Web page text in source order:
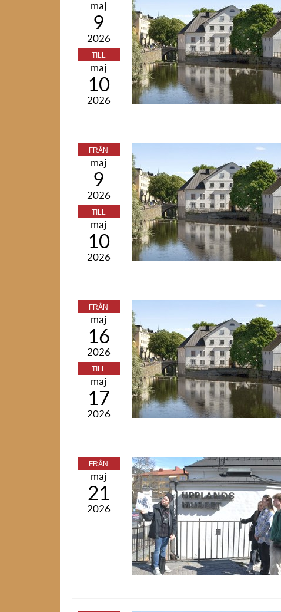
9
maj
2026
TILL
10
maj
2026
FRÅN
9
maj
2026
TILL
10
maj
2026
FRÅN
16
maj
2026
TILL
17
maj
2026
FRÅN
21
maj
2026